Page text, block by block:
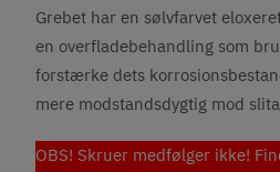
Grebet har en sølvfarvet
en overfladebehandling som
forstærke dets
mere modstandsdygtig mod
OBS! Skruer medfølger ikke!